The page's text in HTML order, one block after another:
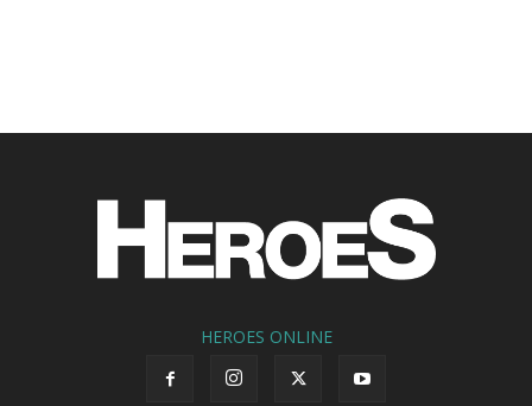
HEROES ONLINE